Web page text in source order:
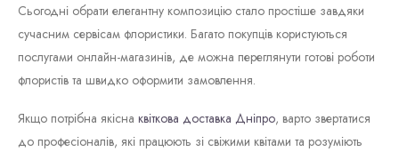
Сьогодні обрати елегантну композицію стало простіше завдяки
сучасним сервісам флористики. Багато покупців користуються
послугами онлайн-магазинів, де можна переглянути готові роботи
флористів та швидко оформити замовлення.
Якщо потрібна якісна квіткова доставка Дніпро, варто звертатися
до професіоналів, які працюють зі свіжими квітами та розуміють